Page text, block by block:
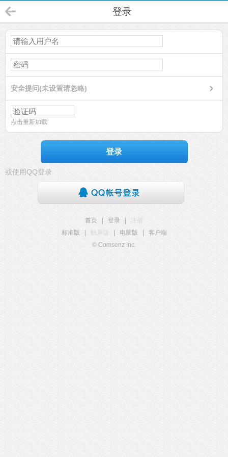
登录
安全提问(未设置请忽略)
点击重新加载
登录
或使用QQ登录
首页 登录
注册
标准版
触屏版 电脑版
客户端
© Comsenz Inc.